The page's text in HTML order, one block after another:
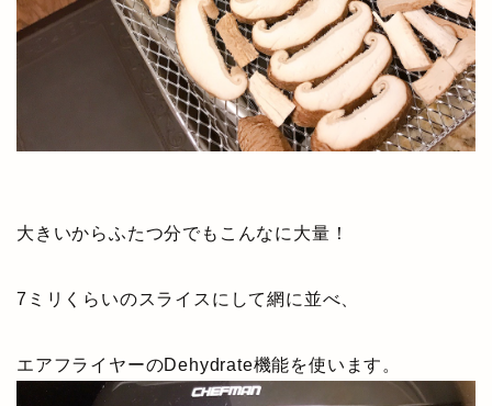
大きいからふたつ分でもこんなに大量！
7ミリくらいのスライスにして網に並べ、
エアフライヤーのDehydrate機能を使います。